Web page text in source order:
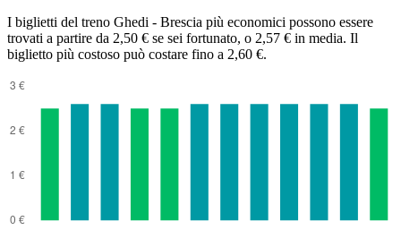
I biglietti del treno Ghedi - Brescia più economici possono essere
trovati a partire da 2,50 € se sei fortunato, o 2,57 € in media. Il
biglietto più costoso può costare fino a 2,60 €.